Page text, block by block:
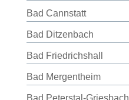
Bad Cannstatt
Bad Ditzenbach
Bad Friedrichshall
Bad Mergentheim
Bad Peterstal-Griesbach